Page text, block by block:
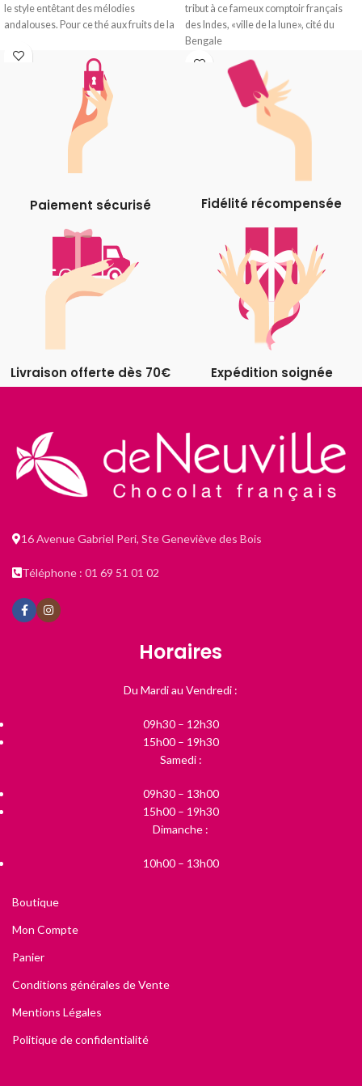
le style entêtant des mélodies
andalouses. Pour ce thé aux fruits de la
tribut à ce fameux comptoir français
des Indes, «ville de la lune», cité du
Bengale
Paiement sécurisé Fidélité récompensée
Livraison offerte dès 70€ Expédition soignée
16 Avenue Gabriel Peri, Ste Geneviève des Bois
Téléphone : 01 69 51 01 02
Horaires
Du Mardi au Vendredi :
09h30 – 12h30
15h00 – 19h30
Samedi :
09h30 – 13h00
15h00 – 19h30
Dimanche :
10h00 – 13h00
Boutique
Mon Compte
Panier
Conditions générales de Vente
Mentions Légales
Politique de confidentialité